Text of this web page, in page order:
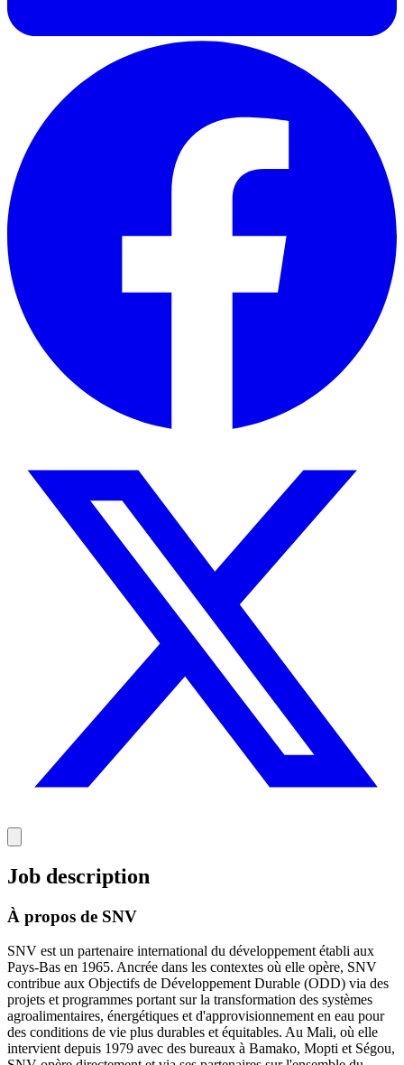
Job description
À propos de SNV
SNV est un partenaire international du développement établi aux
Pays-Bas en 1965. Ancrée dans les contextes où elle opère, SNV
contribue aux Objectifs de Développement Durable (ODD) via des
projets et programmes portant sur la transformation des systèmes
agroalimentaires, énergétiques et d'approvisionnement en eau pour
des conditions de vie plus durables et équitables. Au Mali, où elle
intervient depuis 1979 avec des bureaux à Bamako, Mopti et Ségou,